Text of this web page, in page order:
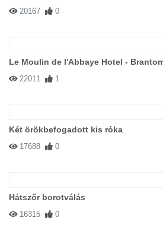
20167 0
Le Moulin de l'Abbaye Hotel -
22011 1
Két örökbefogadott kis róka
17688 0
Hátszőr borotválás
16315 0